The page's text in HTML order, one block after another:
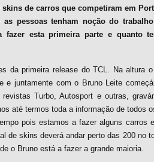
de carros que competiram em
as pessoas tenham noção do
fazer esta primeira parte e quanto
da primeira release do TCL. Na altura
e juntamente com o Bruno Leite
Turbo, Autosport e outras,
até termos toda a informação de todos
pois estamos a fazer alguns
de skins deverá andar perto das 200 no
o Bruno está a fazer a grande maioria.